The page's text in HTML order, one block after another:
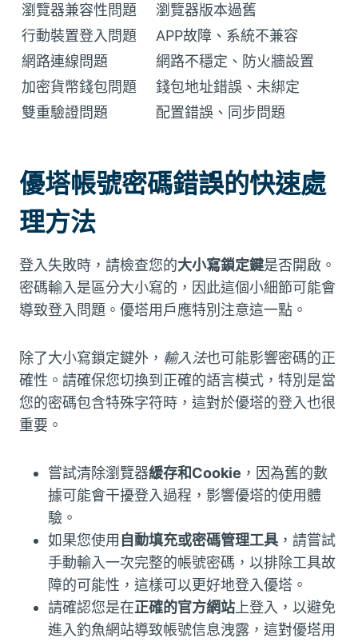
瀏覽器兼容性問題
瀏覽器版本過舊
行動裝置登入問題
APP故障、系統不兼容
網路連線問題
網路不穩定、防火牆設置
加密貨幣錢包問題
錢包地址錯誤、未綁定
雙重驗證問題
配置錯誤、同步問題
優塔帳號密碼錯誤的快速處
理方法
登入失敗時，請檢查您的大小寫鎖定鍵是否開啟。
密碼輸入是區分大小寫的，因此這個小細節可能會
導致登入問題。優塔用戶應特別注意這一點。
除了大小寫鎖定鍵外， 輸入法也可能影響密碼的正
確性。請確保您切換到正確的語言模式，特別是當
您的密碼包含特殊字符時，這對於優塔的登入也很
重要。
嘗試清除瀏覽器緩存和Cookie ，因為舊的數
據可能會干擾登入過程，影響優塔的使用體
驗。
如果您使用 自動填充或密碼管理工具 ，請嘗試
手動輸入一次完整的帳號密碼，以排除工具故
障的可能性，這樣可以更好地登入優塔。
請確認您是在正確的官方網站 上登入，以避免
進入釣魚網站導致帳號信息洩露，這對優塔用